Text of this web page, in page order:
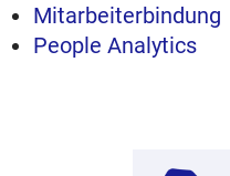
Mitarbeiterbindung
People Analytics